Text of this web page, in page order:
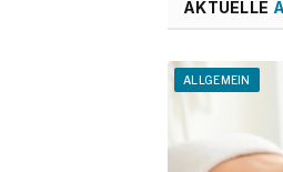
AKTUELLE
ALLGEMEIN